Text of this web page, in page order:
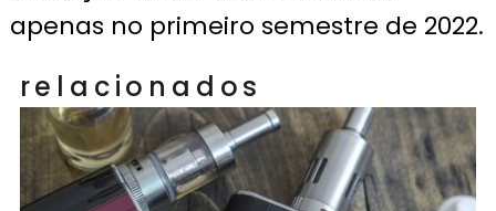
apenas no primeiro semestre de 2022.
relacionados